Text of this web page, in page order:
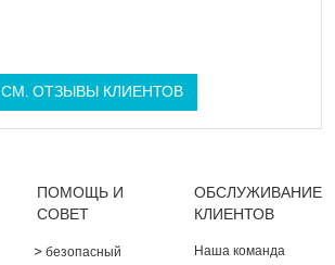
СМ. ОТЗЫВЫ КЛИЕНТОВ
ПОМОЩЬ И
СОВЕТ
безопасный
ОБСЛУЖИВАНИЕ
КЛИЕНТОВ
Наша команда